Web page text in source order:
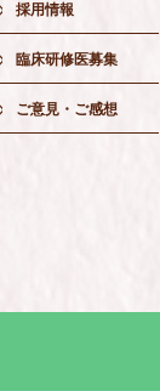
採用情報
臨床研修医募集
ご意見・ご感想